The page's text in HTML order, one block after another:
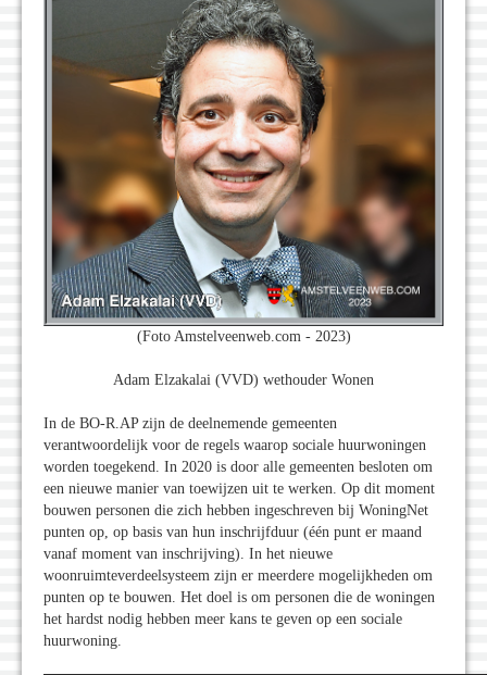
(Foto Amstelveenweb.com - 2023)
Adam Elzakalai (VVD) wethouder Wonen
In de BO-R.AP zijn de deelnemende gemeenten
verantwoordelijk voor de regels waarop sociale huurwoningen
worden toegekend. In 2020 is door alle gemeenten besloten om
een nieuwe manier van toewijzen uit te werken. Op dit moment
bouwen personen die zich hebben ingeschreven bij WoningNet
punten op, op basis van hun inschrijfduur (één punt er maand
vanaf moment van inschrijving). In het nieuwe
woonruimteverdeelsysteem zijn er meerdere mogelijkheden om
punten op te bouwen. Het doel is om personen die de woningen
het hardst nodig hebben meer kans te geven op een sociale
huurwoning.